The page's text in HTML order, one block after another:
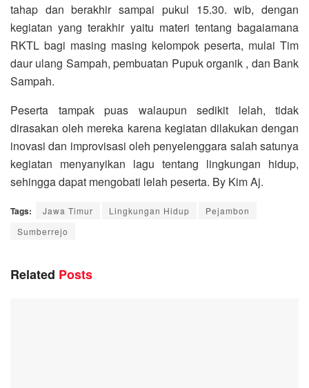
tahap dan berakhir sampai pukul 15.30. wib, dengan
kegiatan yang terakhir yaitu materi tentang bagaiamana
RKTL bagi masing masing kelompok peserta, mulai Tim
daur ulang Sampah, pembuatan Pupuk organik , dan Bank
Sampah.
Peserta tampak puas walaupun sedikit lelah, tidak
dirasakan oleh mereka karena kegiatan dilakukan dengan
inovasi dan improvisasi oleh penyelenggara salah satunya
kegiatan menyanyikan lagu tentang lingkungan hidup,
sehingga dapat mengobati lelah peserta. By Kim Aj.
Tags: Jawa Timur Lingkungan Hidup
Pejambon
Sumberrejo
Related Posts